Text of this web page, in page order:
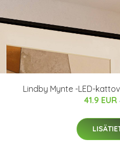
Lindby Mynte -LED-
41.9 EUR